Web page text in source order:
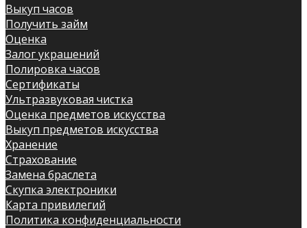
Выкуп часов
Получить займ
Оценка
Залог украшений
Полировка часов
Сертификаты
Ультразвуковая чистка
Оценка предметов искусства
Выкуп предметов искусства
Хранение
Страхование
Замена браслета
Скупка электроники
Карта привилегий
Политика конфиденциальности